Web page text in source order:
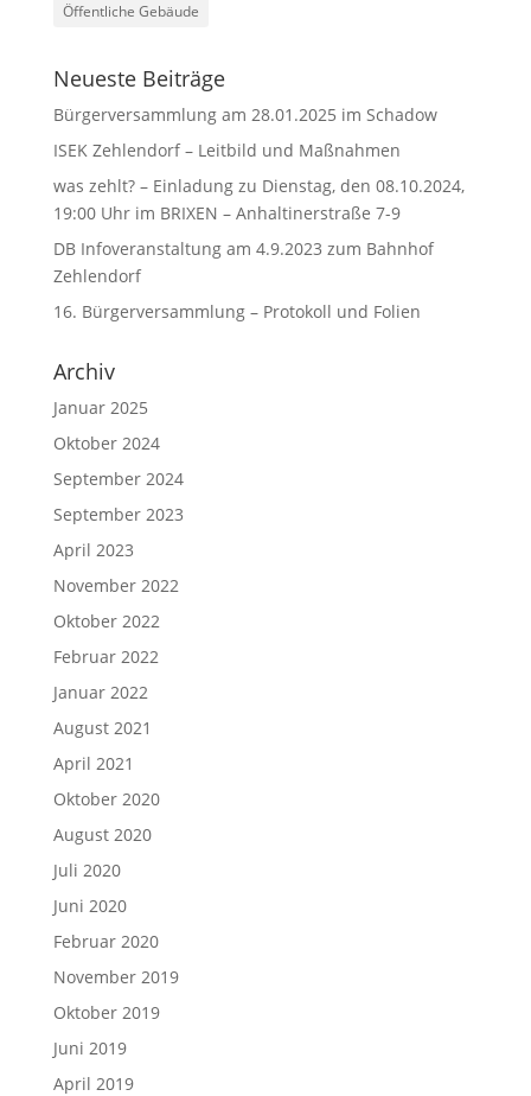
Öffentliche Gebäude
Neueste Beiträge
Bürgerversammlung am 28.01.2025 im Schadow
ISEK Zehlendorf – Leitbild und Maßnahmen
was zehlt? – Einladung zu Dienstag, den 08.10.2024,
19:00 Uhr im BRIXEN – Anhaltinerstraße 7-9
DB Infoveranstaltung am 4.9.2023 zum Bahnhof
Zehlendorf
16. Bürgerversammlung – Protokoll und Folien
Archiv
Januar 2025
Oktober 2024
September 2024
September 2023
April 2023
November 2022
Oktober 2022
Februar 2022
Januar 2022
August 2021
April 2021
Oktober 2020
August 2020
Juli 2020
Juni 2020
Februar 2020
November 2019
Oktober 2019
Juni 2019
April 2019